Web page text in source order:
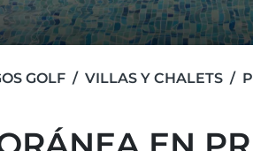
GOLF VILLAS Y CHALETS